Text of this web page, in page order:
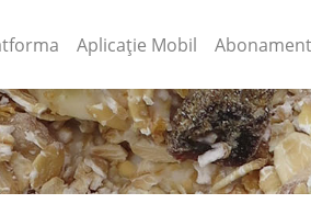
(current)
Aplicație Mobil (current)